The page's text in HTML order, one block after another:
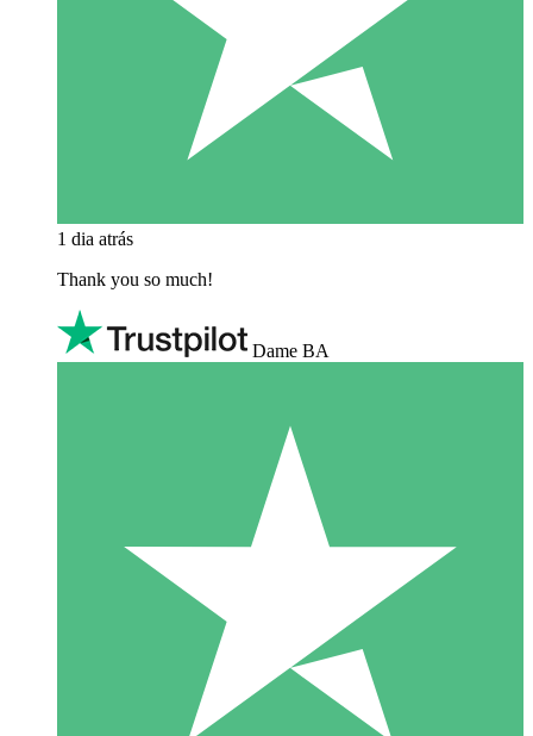
1 dia atrás
Thank you so much!
Dame BA